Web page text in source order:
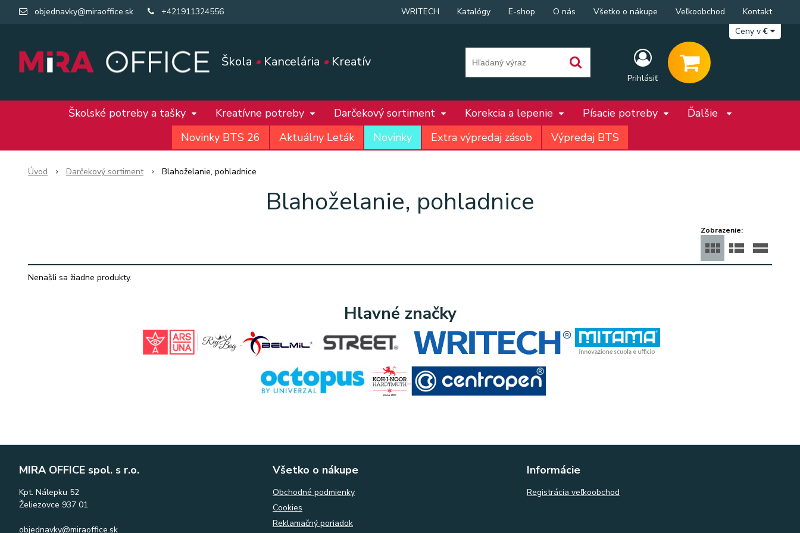
Škola •Kancelária •Kreatív
objednavky@miraoffice.sk +421911324556
Prihlásiť
WRITECH Katalógy E-shop O nás Všetko o nákupe Veľkoobchod
Kontakt
Ceny v€
Školské potreby a tašky Kreatívne potreby Darčekový sortiment Korekcia a lepenie Písacie potreby
Ďalšie
Novinky BTS 26
Aktuálny Leták Novinky Extra výpredaj zásob Výpredaj BTS
Úvod Darčekový sortiment Blahoželanie, pohladnice
Blahoželanie, pohladnice
Zobrazenie:
Nenašli sa žiadne produkty.
Hlavné značky
MIRA OFFICE spol. s r.o.
Kpt. Nálepku 52
Želiezovce 937 01
objednavky@miraoffice.sk
Všetko o nákupe
Obchodné podmienky
Cookies
Reklamačný poriadok
Informácie
Registrácia veľkoobchod